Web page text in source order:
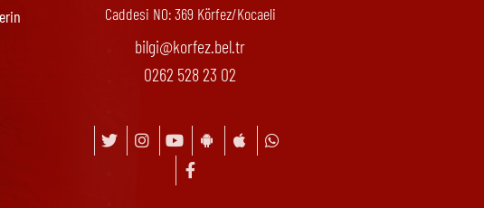
Caddesi N0: 369 Körfez/Kocaeli
bilgi@korfez.bel.tr
0262 528 23 02